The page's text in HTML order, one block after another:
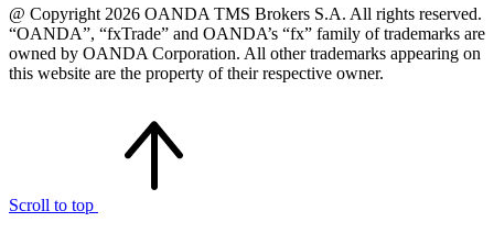
@ Copyright 2026 OANDA TMS Brokers S.A. All rights reserved.
“OANDA”, “fxTrade” and OANDA’s “fx” family of trademarks are
owned by OANDA Corporation. All other trademarks appearing on
this website are the property of their respective owner.
Scroll to top